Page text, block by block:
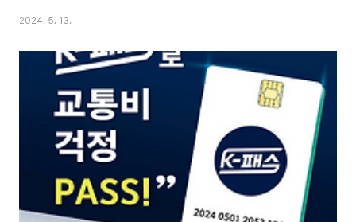
검진은 우리의 건강 상태를 확인하고 질병이나 이상 소견을 조기에 발견하여
요하며, 검진 결과를 해석하고 이해하는 능력이 필요합니다. 건강검진의 중요
성 건강검진은 우리의 건강을 지키기 위해 꼭 필요한 과정입니다. 정기적인 건
강검진을 통해 우리는 자신의 건강 상태를 파악하고, 잠재적인 질병이나 건강
문제를 조기에 발견할 수 있습니다. 이를 통해 조기에 적절한 치료나 관리를 받
아 건강을 유지하고 질병의 발병을 ..
2024. 5. 13.